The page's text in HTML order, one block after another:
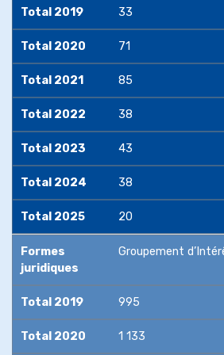
Total 2019 33
Total 2020 71
Total 2021 85
Total 2022 38
Total 2023 43
Total 2024 38
Total 2025 20
Formes
juridiques
Groupement
Total 2019 995
Total 2020 1 133